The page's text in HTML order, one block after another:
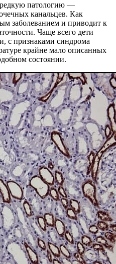
патологию —
канальцев. Как
заболеванием и приводит к
Чаще всего дети
с признаками синдрома
крайне мало описанных
состоянии.